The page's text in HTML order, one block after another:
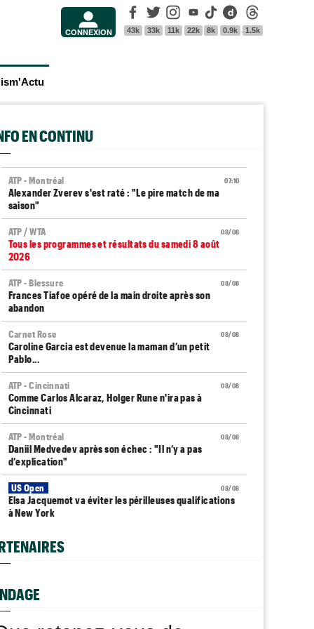
CONNEXION
Facebook
43k
Twitter
33k
Instagram
11k
Youtube
22k
Tik Tok
8k
Dailymotion
0.9k 1.5k
EN CONTINU
07:10
ATP - Montréal
Alexander Zverev s'est raté : "Le pire match de ma
saison"
08/08
ATP / WTA
Tous les programmes et résultats du samedi 8 août
2026
08/08
ATP - Blessure
Frances Tiafoe opéré de la main droite après son
abandon
08/08
Carnet Rose
Caroline Garcia est devenue la maman d’un petit
Pablo...
08/08
ATP - Cincinnati
Comme Carlos Alcaraz, Holger Rune n'ira pas à
Cincinnati
08/08
ATP - Montréal
Daniil Medvedev après son échec : "Il n’y a pas
d’explication"
08/08
US Open
Elsa Jacquemot va éviter les périlleuses qualifications
à New York
Média
Toutes vos vidéos à retrouver sur Tennis Actu TV
Gaël Monfils répond à ses détracteurs : "Le message
est reçu"